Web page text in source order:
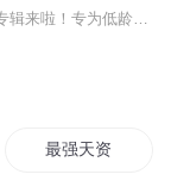
最强天资